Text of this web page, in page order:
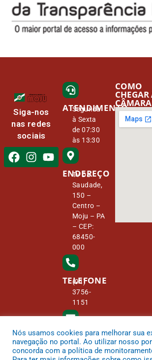
Siga-nos
nas redes
sociais
ATENDIMENTO
Segunda
à Sexta
de 07:30
às 13:30
ENDEREÇO
Tv Da
Saudade,
150 –
Centro –
Moju – PA
– CEP:
68450-
000
TELEFONE
(91)
3756-
1151
E-MAIL
camara@
cmmoju.p
a.gov.br
COMO
CHEGAR
CÂMARA
Nós usamos cookies para melhorar sua
navegação no portal. Ao utilizar nosso
concorda com a política de